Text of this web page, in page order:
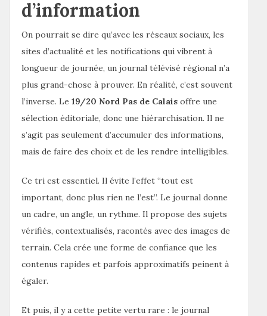
d’information
On pourrait se dire qu’avec les réseaux sociaux, les
sites d’actualité et les notifications qui vibrent à
longueur de journée, un journal télévisé régional n’a
plus grand-chose à prouver. En réalité, c’est souvent
l’inverse. Le 19/20 Nord Pas de Calais offre une
sélection éditoriale, donc une hiérarchisation. Il ne
s’agit pas seulement d’accumuler des informations,
mais de faire des choix et de les rendre intelligibles.
Ce tri est essentiel. Il évite l’effet “tout est
important, donc plus rien ne l’est”. Le journal donne
un cadre, un angle, un rythme. Il propose des sujets
vérifiés, contextualisés, racontés avec des images de
terrain. Cela crée une forme de confiance que les
contenus rapides et parfois approximatifs peinent à
égaler.
Et puis, il y a cette petite vertu rare : le journal